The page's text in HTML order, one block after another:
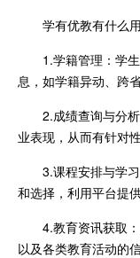
学有优教有什么
1.学籍管理：学
息，如学籍异动、跨
2.成绩查询与分
业表现，从而有针对
3.课程安排与学
和选择，利用平台提
4.教育资讯获取
以及各类教育活动的信